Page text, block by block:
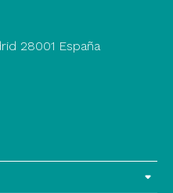
28001 España